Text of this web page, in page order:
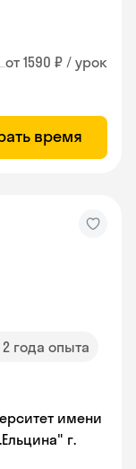
от 1590 ₽ / урок
время
2 года опыта
имени
г.